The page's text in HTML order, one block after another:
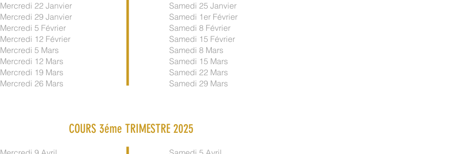
Mercredi 22 Janvier
Mercredi 29 Janvier
Mercredi 5 Février
Mercredi 12 Février
Mercredi 5 Mars
Mercredi 12 Mars
Mercredi 19 Mars
Mercredi 26 Mars
Samedi 25 Janvier
Samedi 1er Février
Samedi 8 Février
Samedi 15 Février
Samedi 8 Mars
Samedi 15 Mars
Samedi 22 Mars
Samedi 29 Mars
COURS 3éme TRIMESTRE 2025